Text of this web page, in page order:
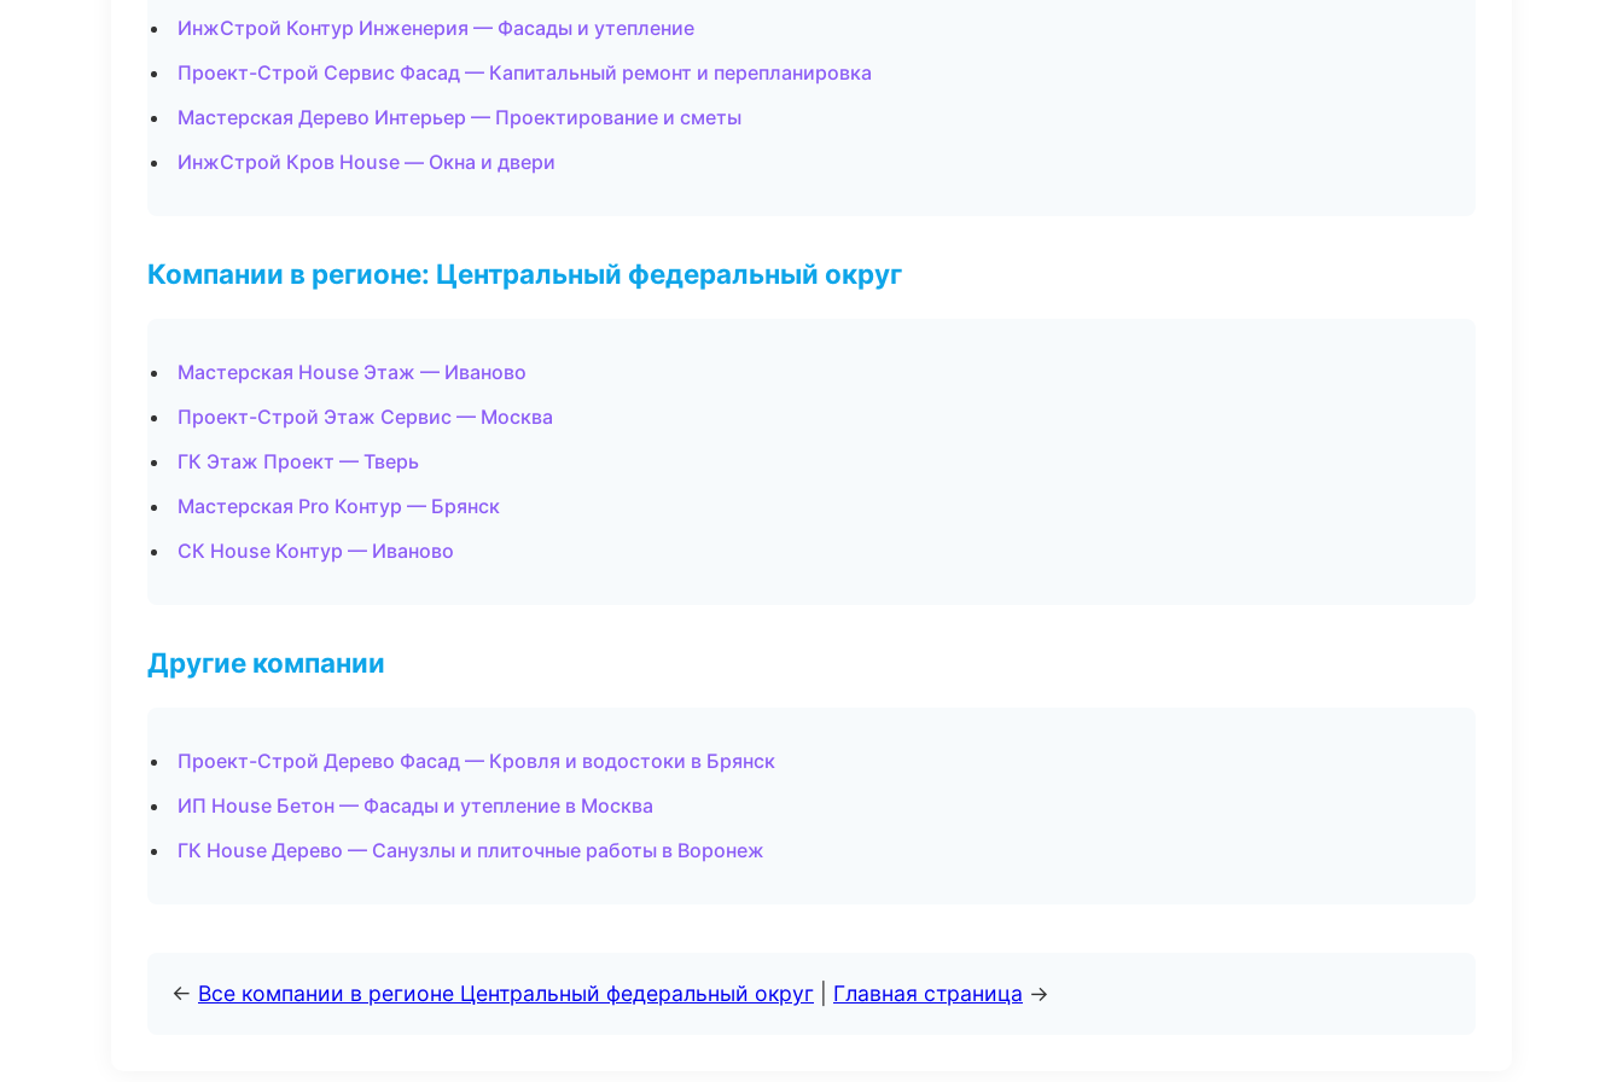
ИнжСтрой Контур Инженерия — Фасады и утепление
Проект-Строй Сервис Фасад — Капитальный ремонт и перепланировка
Мастерская Дерево Интерьер — Проектирование и сметы
ИнжСтрой Кров House — Окна и двери
Компании в регионе: Центральный федеральный округ
Мастерская House Этаж — Иваново
Проект-Строй Этаж Сервис — Москва
ГК Этаж Проект — Тверь
Мастерская Pro Контур — Брянск
СК House Контур — Иваново
Другие компании
Проект-Строй Дерево Фасад — Кровля и водостоки в Брянск
ИП House Бетон — Фасады и утепление в Москва
ГК House Дерево — Санузлы и плиточные работы в Воронеж
← Все компании в регионе Центральный федеральный округ Главная страница →